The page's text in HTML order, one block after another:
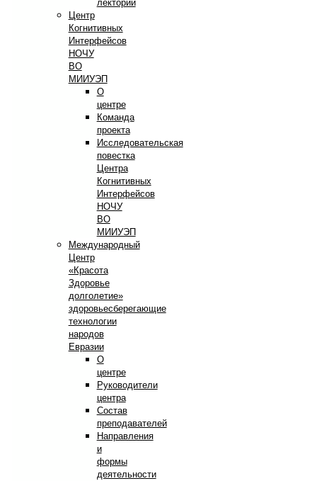
лектории
Центр
Когнитивных
Интерфейсов
НОЧУ
ВО
МИИУЭП
О
центре
Команда
проекта
Исследовательская
повестка
Центра
Когнитивных
Интерфейсов
НОЧУ
ВО
МИИУЭП
Международный
Центр
«Красота
Здоровье
долголетие»
здоровьесберегающие
технологии
народов
Евразии
О
центре
Руководители
центра
Состав
преподавателей
Направления
и
формы
деятельности